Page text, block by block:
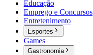
Educação
Emprego e Concursos
Entretenimento
Esportes
Games
Gastronomia